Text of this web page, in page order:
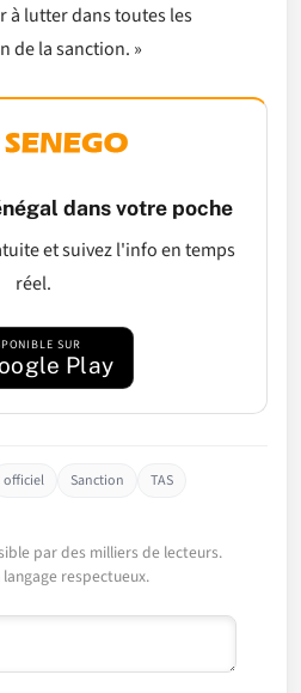
lutter dans toutes les
de la sanction. »
dans votre poche
et suivez l'info en temps
réel.
SUR
Play
officiel Sanction TAS
par des milliers de lecteurs.
respectueux.